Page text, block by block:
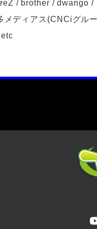
/ brother / dwango
メディアス(CNCiグ